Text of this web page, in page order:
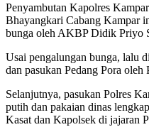
Penyambutan Kapolres
Bhayangkari Cabang Kampar
bunga oleh AKBP Didik Priyo
Usai pengalungan bunga, lalu
dan pasukan Pedang Pora
Selanjutnya, pasukan Polres
putih dan pakaian dinas
Kasat dan Kapolsek di jajaran